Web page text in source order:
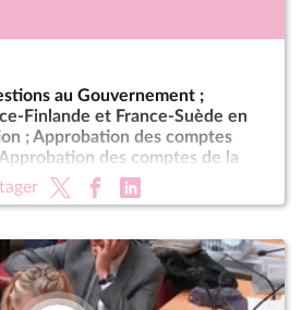
au Gouvernement ;
Finlande et France-Suède en
; Approbation des comptes
des comptes de la
l'année 2025